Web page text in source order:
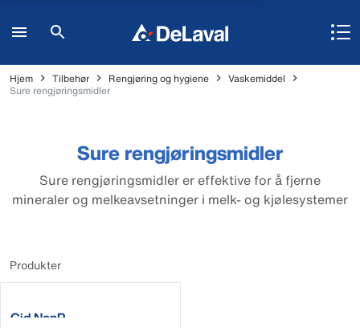
Hjem Tilbehør Rengjøring og hygiene
Vaskemiddel
Sure rengjøringsmidler
Sure rengjøringsmidler
Sure rengjøringsmidler er effektive for å fjerne
mineraler og melkeavsetninger i melk- og kjølesystemer
Produkter
Cid NonP